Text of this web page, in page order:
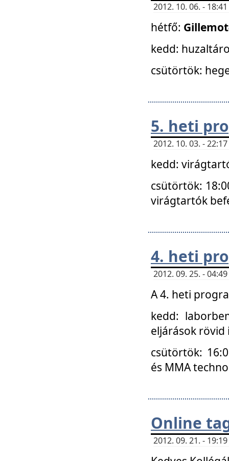
2012. 10. 06. -
hétfő:
kedd:
csütörtök:
5. heti
2012. 10. 03. -
kedd:
csütörtök:
virágtartók
4. heti
2012. 09. 25. -
A 4. heti
kedd:
eljárások
csütörtök:
és MMA
Online
2012. 09. 21. -